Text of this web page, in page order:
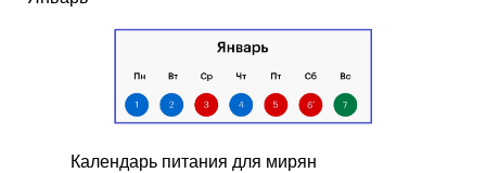
Календарь питания для мирян